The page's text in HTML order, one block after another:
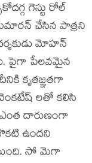
గెస్టు రోల్
చేసిన పాత్రని
మోహన్
పైగా పేలవమైన
కృతజ్ఞతగా
లతో కలిసి
ఎంత దారుణంగా
ఉందని
సో మెగా